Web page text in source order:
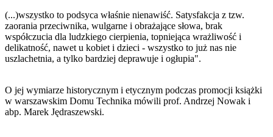
(...)wszystko to podsyca właśnie nienawiść. Satysfakcja z tzw.
zaorania przeciwnika, wulgarne i obrażające słowa, brak
współczucia dla ludzkiego cierpienia, topniejąca wrażliwość i
delikatność, nawet u kobiet i dzieci - wszystko to już nas nie
uszlachetnia, a tylko bardziej deprawuje i ogłupia".
O jej wymiarze historycznym i etycznym podczas promocji książki
w warszawskim Domu Technika mówili prof. Andrzej Nowak i
abp. Marek Jędraszewski.